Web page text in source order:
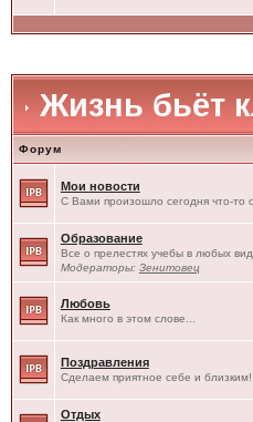
Жизнь бьёт
Форум
Мои новости
С Вами произошло сегодня что-то
Образование
Все о прелестях учебы в любых
Модераторы: Зенитовец
Любовь
Как много в этом слове...
Поздравления
Сделаем приятное себе и близким!
Отдых